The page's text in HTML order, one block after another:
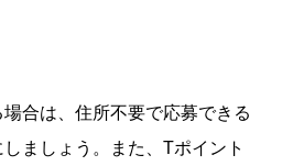
合は、住所不要で応募できる
ましょう。また、Tポイント